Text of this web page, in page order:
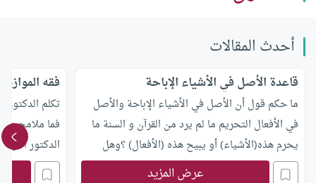
أحدث المقالات
قاعدة الأصل في الأشياء الإباحة
ما حكم قول أن الأصل في الأشياء الإباحة والأصل
في الأفعال التحريم ما لم يرد من القرآن و السنة ما
يحرم هذه(الأشياء) أو يبيح هذه (الأفعال) ؟وهل
الأباحة تقتصر على الأشياء والأعيان؟
عرض المزيد
فقه
تكلم
فما ملامح
الدكتور
في كل